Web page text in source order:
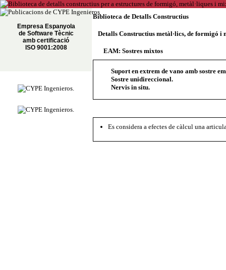
Empresa Espanyola
de Software Tècnic
amb certificació
ISO 9001:2008
Biblioteca de Detalls Constructius
Detalls Constructius metàl·lics, de formigó i
EAM: Sostres mixtos
Suport en extrem de vano amb sostre
Sostre unidireccional.
Nervis in situ.
Es considera a efectes de càlcul una